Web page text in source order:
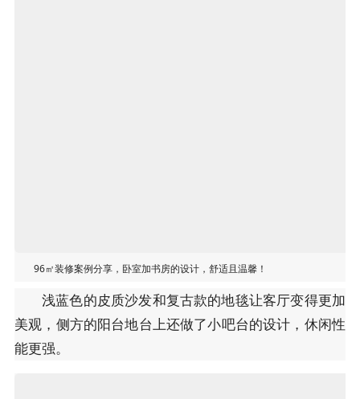
96㎡装修案例分享，卧室加书房的设计，舒适且温馨！
浅蓝色的皮质沙发和复古款的地毯让客厅变得更加
美观，侧方的阳台地台上还做了小吧台的设计，休闲性
能更强。